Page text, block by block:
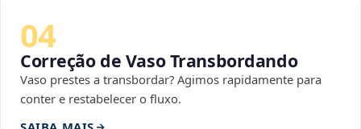
04
Correção de Vaso Transbordando
Vaso prestes a transbordar? Agimos rapidamente para
conter e restabelecer o fluxo.